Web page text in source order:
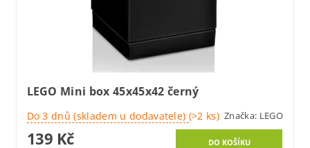
LEGO Mini box 45x45x42 černý
Do 3 dnů (skladem u dodavatele) (>2 ks) Značka: LEGO
139 Kč